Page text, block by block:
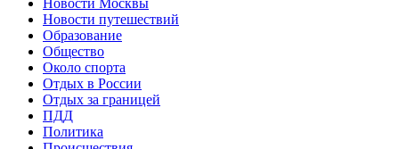
Новости путешествий
Образование
Общество
Около спорта
Отдых в России
Отдых за границей
ПДД
Политика